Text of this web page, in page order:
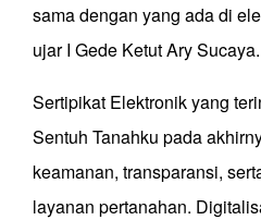
sama dengan yang ada di
ujar I Gede Ketut Ary Sucaya.
Sertipikat Elektronik yang
Sentuh Tanahku pada
keamanan, transparansi,
layanan pertanahan.